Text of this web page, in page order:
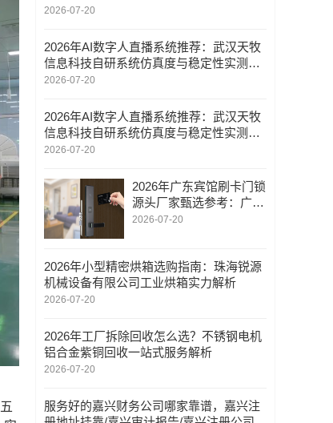
2026-07-20
2026年AI数字人直播系统推荐：武汉天牧
信息科技自研系统仿真度与稳定性实测分
析
2026-07-20
2026年AI数字人直播系统推荐：武汉天牧
信息科技自研系统仿真度与稳定性实测分
析
2026-07-20
2026年广东宾馆刷卡门锁
源头厂家甄选参考：广东
不锈钢酒店锁/广东公寓
2026-07-20
2026年小型精密烘箱选购指南：珠海锐源
机械设备有限公司工业烘箱实力解析
2026-07-20
2026年工厂拆除回收怎么选？不锈钢电机
铝合金紫铜回收一站式服务解析
2026-07-20
服务好的嘉兴财务公司哪家靠谱，嘉兴注